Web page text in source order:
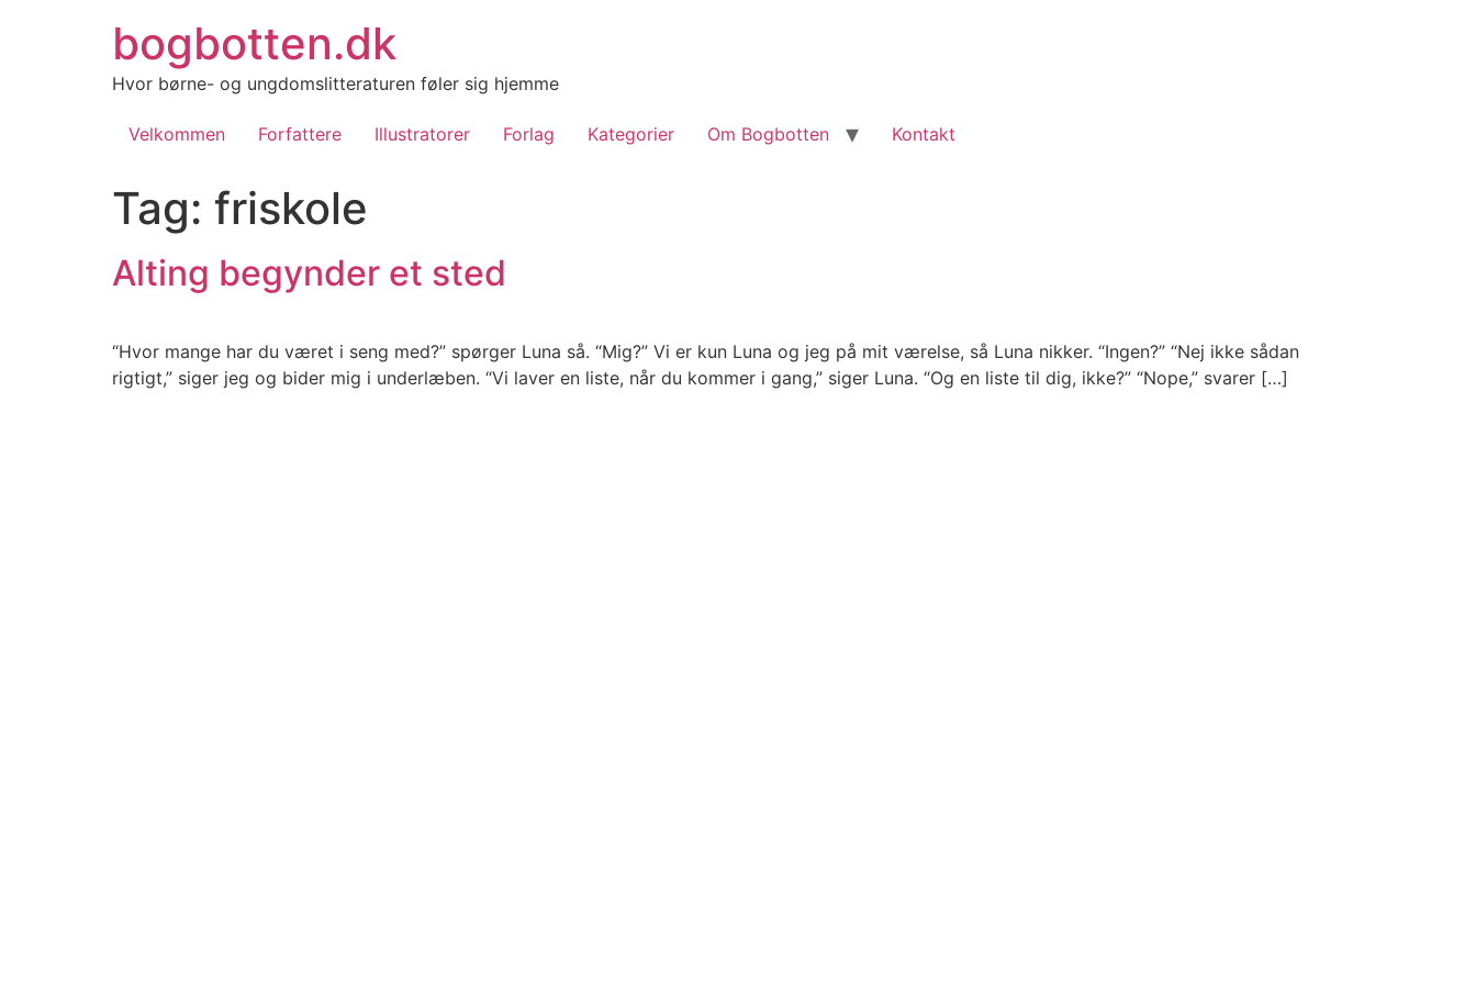
bogbotten.dk
Hvor børne- og ungdomslitteraturen føler sig hjemme
Velkommen Forfattere Illustratorer Forlag Kategorier Om Bogbotten Kontakt
Tag: friskole
Alting begynder et sted
“Hvor mange har du været i seng med?” spørger Luna så. “Mig?” Vi er kun Luna og jeg på mit værelse, så Luna nikker. “Ingen?” “Nej ikke sådan
rigtigt,” siger jeg og bider mig i underlæben. “Vi laver en liste, når du kommer i gang,” siger Luna. “Og en liste til dig, ikke?” “Nope,” svarer […]